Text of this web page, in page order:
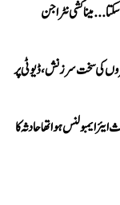
میناکشی نٹراجن
کی سخت سرزنش، ڈیوٹی پر
ایمبولنس ہوا تھا حادثہ کا